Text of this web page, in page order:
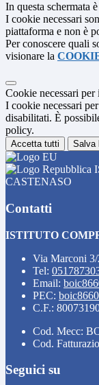
In questa schermata
I cookie necessari
piattaforma e non è
Per conoscere quali
visionare la
Cookie necessari
I cookie necessari
disabilitati. È
policy.
Accetta tutti Salva
CASTENASO
Contatti
ISTITUTO
Via Marconi
Tel:
Email:
PEC:
C.F.:
Cod. Mecc:
Cod.
Seguici su